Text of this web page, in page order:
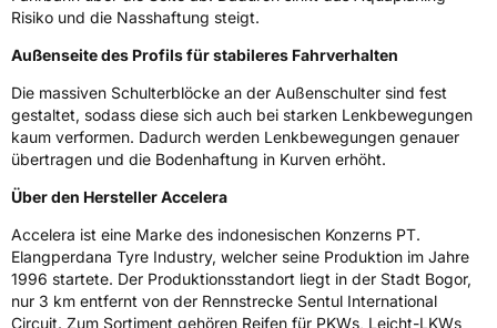
VerstärktXL
EU Label
Effizienz C
Nasshaftung C
Rollgeräusch (Klasse)A
Risiko und die Nasshaftung steigt.
Außenseite des Profils für stabileres Fahrverhalten
Die massiven Schulterblöcke an der Außenschulter sind fest
gestaltet, sodass diese sich auch bei starken Lenkbewegungen
kaum verformen. Dadurch werden Lenkbewegungen genauer
übertragen und die Bodenhaftung in Kurven erhöht.
Über den Hersteller Accelera
Accelera ist eine Marke des indonesischen Konzerns PT.
Elangperdana Tyre Industry, welcher seine Produktion im Jahre
1996 startete. Der Produktionsstandort liegt in der Stadt Bogor,
nur 3 km entfernt von der Rennstrecke Sentul International
Circuit. Zum Sortiment gehören Reifen für PKWs, Leicht-LKWs